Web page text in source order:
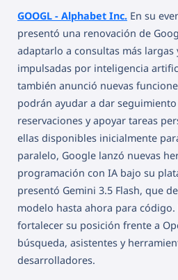
GOOGL - Alphabet Inc. En su
presentó una renovación de
adaptarlo a consultas más largas
impulsadas por inteligencia
también anunció nuevas
podrán ayudar a dar
reservaciones y apoyar tareas
ellas disponibles inicialmente
paralelo, Google lanzó nuevas
programación con IA bajo su
presentó Gemini 3.5 Flash, que
modelo hasta ahora para
fortalecer su posición frente a
búsqueda, asistentes y
desarrolladores.